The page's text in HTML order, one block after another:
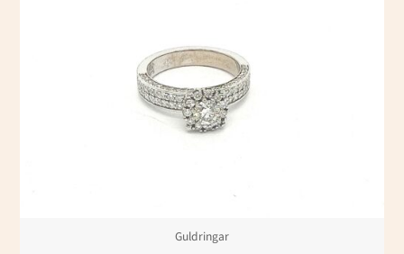
Guldringar